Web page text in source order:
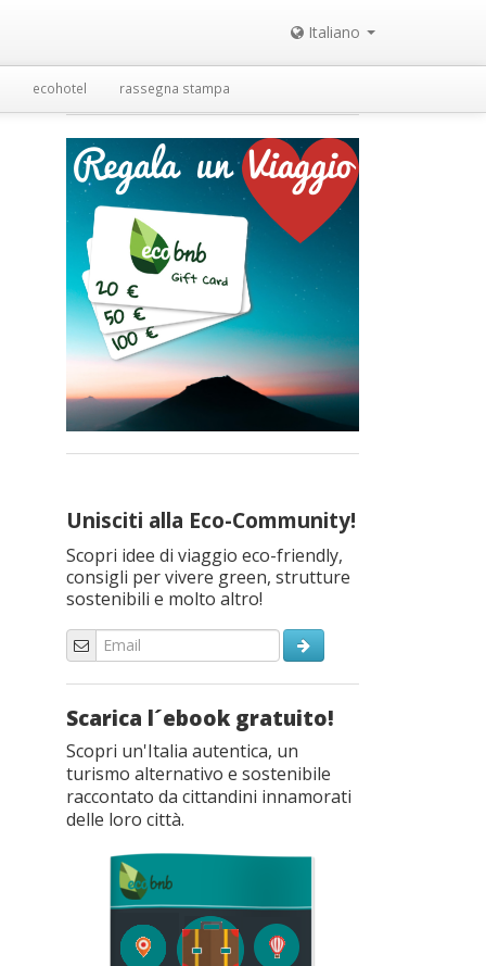
Italiano
ecohotel rassegna stampa
Unisciti alla Eco-Community!
Scopri idee di viaggio eco-friendly,
consigli per vivere green, strutture
sostenibili e molto altro!
Scarica l´ebook gratuito!
Scopri un'Italia autentica, un
turismo alternativo e sostenibile
raccontato da cittandini innamorati
delle loro città.